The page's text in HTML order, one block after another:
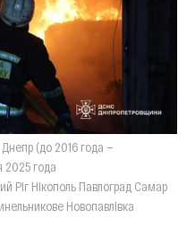
(до 2016 года —
2025 года
Ріг Нікополь Павлоград Самар
Новопавлівка